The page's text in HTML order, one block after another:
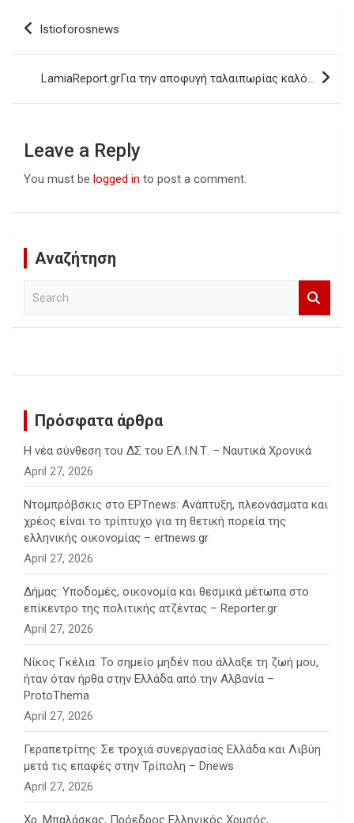
Post
Istioforosnews
LamiaReport.grΓια την αποφυγή ταλαιπωρίας καλό…
Leave a Reply
You must be logged in to post a comment.
Αναζήτηση
h
Πρόσφατα άρθρα
Η νέα σύνθεση του ΔΣ του ΕΛ.Ι.Ν.Τ. – Ναυτικά Χρονικά
April 27, 2026
Ντομπρόβσκις στο ΕΡΤnews: Ανάπτυξη, πλεονάσματα και
χρέος είναι το τρίπτυχο για τη θετική πορεία της
ελληνικής οικονομίας – ertnews.gr
April 27, 2026
Δήμας: Υποδομές, οικονομία και θεσμικά μέτωπα στο
επίκεντρο της πολιτικής ατζέντας – Reporter.gr
April 27, 2026
Νίκος Γκέλια: Το σημείο μηδέν που άλλαξε τη ζωή μου,
ήταν όταν ήρθα στην Ελλάδα από την Αλβανία –
ProtoThema
April 27, 2026
Γεραπετρίτης: Σε τροχιά συνεργασίας Ελλάδα και Λιβύη
μετά τις επαφές στην Τρίπολη – Dnews
April 27, 2026
Χρ. Μπαλάσκας, Πρόεδρος Ελληνικός Χρυσός,